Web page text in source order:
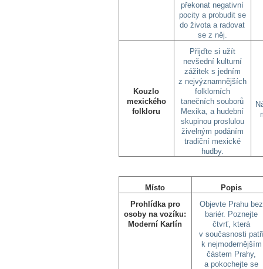
překonat negativní
pocity a probudit se
do života a radovat
se z něj.
Kouzlo
mexického
folkloru
Přijďte si užít
nevšední kulturní
zážitek s jedním
z nejvýznamnějších
folklorních
tanečních souborů
Mexika, a hudební
skupinou proslulou
živelným podáním
tradiční mexické
hudby.
Místo
Popis
Prohlídka pro
osoby na vozíku:
Moderní Karlín
Objevte Prahu bez
bariér. Poznejte
čtvrť, která
v současnosti
k nejmodernějším
částem Prahy,
a pokochejte se